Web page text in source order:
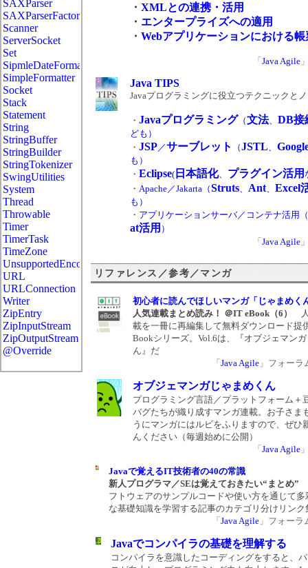
・ XMLとの連携・活用
・ エンタープライズへの適用
・ Webアプリケーションにおける
「 Java Agile
Java TIPS
Javaプログラミングに役立つテクニックと
・ Javaプログラミング （文法、 DB接
ども）
・ JSP／サーブレット （JSTL、
も）
・ Eclipse( 日本語化、 プラグイン活用
・ Apache／Jakarta（Struts、 Ant、 Excel
も ）
・ アプリケーションサーバ／コンテナ活用
at活用 ）
「 Java Agile
リファレンス／参考／マンガ
初心者に読んでほしいマンガ「じゃまめく
人気連載まとめ読み！ ＠IT eBook（6）
載を一冊に再編集して無料ダウンロード提
Bookシリーズ。Vol.6は、『オブジェマン
ん』だ
「 Java Agile 」フォーラ
オブジェマンガじゃまめくん
プログラミング言語／プラットフォーム＋
バグたちが織り成すマンガ連載。お子さま
うにマンガにはルビをふりますので、ぜひ
んください（毎週始めに公開）
「 Java Agile
Javaで覚えるIT技術者の40の常識
新人プログラマ／SEは覚えておきたい“まとめ”
フトウェアのサンプルコードや使い方を通じて多
な基礎知識を学習する記事のカテゴリ分けリンク
「 Java Agile 」フォーラ
Javaでコンパイラの基礎を理解する
コンパイラを意識したコーディングをすると、
SAXParser
SAXParserFactory
Scanner
ServerSocket
Set
SipmleDateFormat
SimpleFormatter
Socket
Stack
Statement
String
StringBuffer
StringBuilder
StringTokenizer
SwingUtilities
System
Thread
Throwable
Timer
TimerTask
TimeZone
UnsupportedEncodingException
URL
URLConnection
Writer
ZipEntry
ZipInputStream
ZipOutputStream
@Override